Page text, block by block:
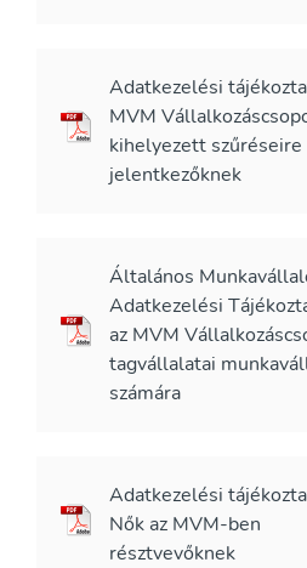
Adatkezelési
MVM
kihelyezett szűréseire
jelentkezőknek
Általános
Adatkezelési
az MVM
tagvállalatai
számára
Adatkezelési
Nők az MVM-ben
résztvevőknek